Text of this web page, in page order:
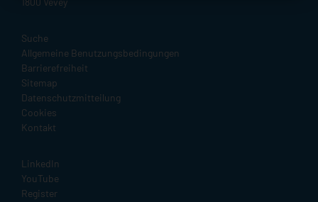
Legal
Suche
Allgemeine Benutzungsbedingungen
Barrierefreiheit
Sitemap
Datenschutzmitteilung
Cookies
Kontakt
Social
LinkedIn
YouTube
Register